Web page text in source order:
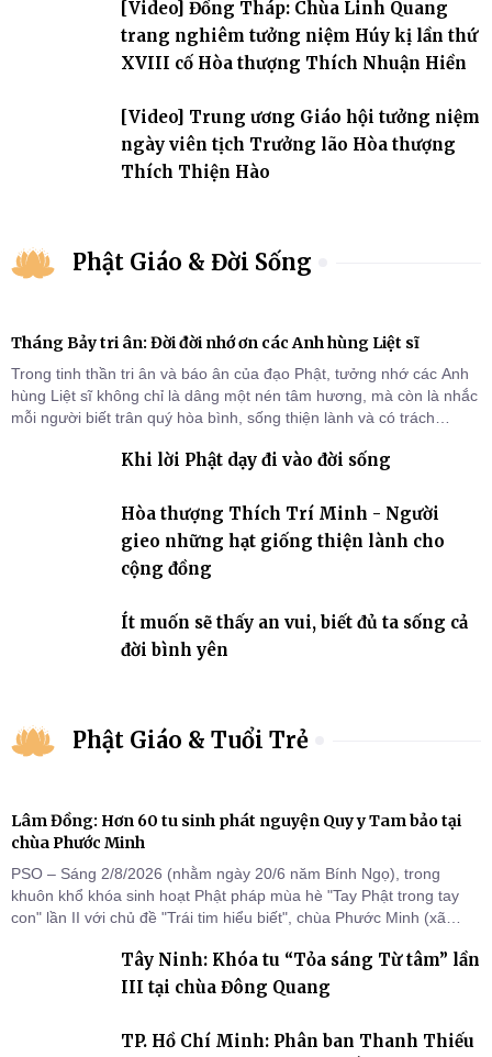
[Video] Đồng Tháp: Chùa Linh Quang
trang nghiêm tưởng niệm Húy kị lần thứ
XVIII cố Hòa thượng Thích Nhuận Hiền
[Video] Trung ương Giáo hội tưởng niệm
ngày viên tịch Trưởng lão Hòa thượng
Thích Thiện Hào
Phật Giáo & Đời Sống
Tháng Bảy tri ân: Đời đời nhớ ơn các Anh hùng Liệt sĩ
Trong tinh thần tri ân và báo ân của đạo Phật, tưởng nhớ các Anh
hùng Liệt sĩ không chỉ là dâng một nén tâm hương, mà còn là nhắc
mỗi người biết trân quý hòa bình, sống thiện lành và có trách
Khi lời Phật dạy đi vào đời sống
Hòa thượng Thích Trí Minh - Người
gieo những hạt giống thiện lành cho
cộng đồng
Ít muốn sẽ thấy an vui, biết đủ ta sống cả
đời bình yên
Phật Giáo & Tuổi Trẻ
Lâm Đồng: Hơn 60 tu sinh phát nguyện Quy y Tam bảo tại
chùa Phước Minh
PSO – Sáng 2/8/2026 (nhằm ngày 20/6 năm Bính Ngọ), trong
khuôn khổ khóa sinh hoạt Phật pháp mùa hè "Tay Phật trong tay
con" lần II với chủ đề "Trái tim hiểu biết", chùa Phước Minh (xã
cho hơn 60 tu sinh.Tây Ninh: Khóa tu “Tỏa sáng Từ tâm” lần
III tại chùa Đông Quang
TP. Hồ Chí Minh: Phân ban Thanh Thiếu